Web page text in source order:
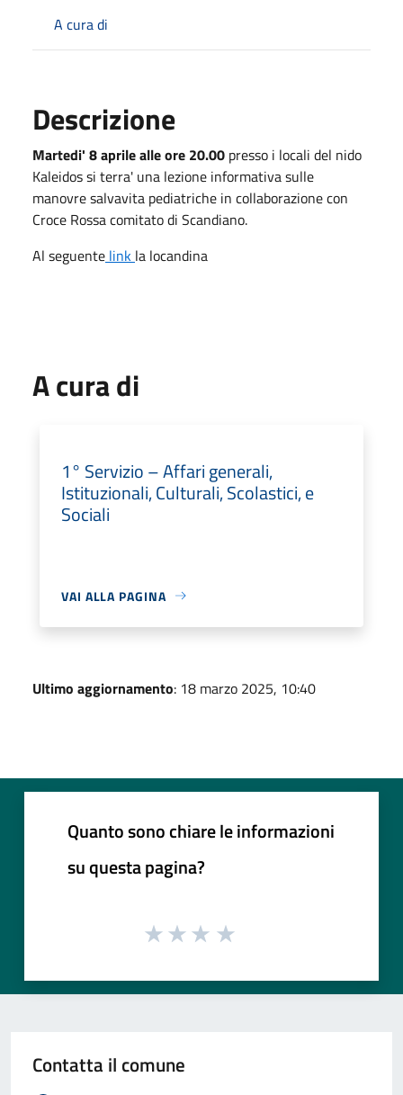
A cura di
Descrizione
Martedi' 8 aprile alle ore 20.00 presso i locali del nido
Kaleidos si terra' una lezione informativa sulle
manovre salvavita pediatriche in collaborazione con
Croce Rossa comitato di Scandiano.
Al seguente link la locandina
A cura di
1° Servizio – Affari generali,
Istituzionali, Culturali, Scolastici, e
Sociali
VAI ALLA PAGINA
Ultimo aggiornamento: 18 marzo 2025, 10:40
Quanto sono chiare le informazioni
su questa pagina?
Contatta il comune